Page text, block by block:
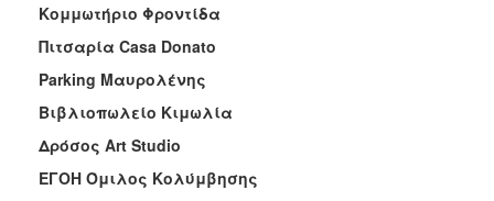
Κομμωτήριο Φροντίδα
Πιτσαρία Casa Donato
Parking Μαυρολένης
Βιβλιοπωλείο Κιμωλία
Δρόσος Art Studio
ΕΓΟΗ Όμιλος Κολύμβησης